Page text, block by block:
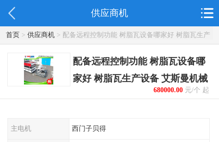
供应商机
首页> 供应商机> 配备远程控制功能 树脂瓦设备哪家好 树脂瓦生产
设备 艾斯曼机械
配备远程控制功能 树脂瓦设备哪
家好 树脂瓦生产设备 艾斯曼机械
680000.00元/个 起
主电机 西门子贝得